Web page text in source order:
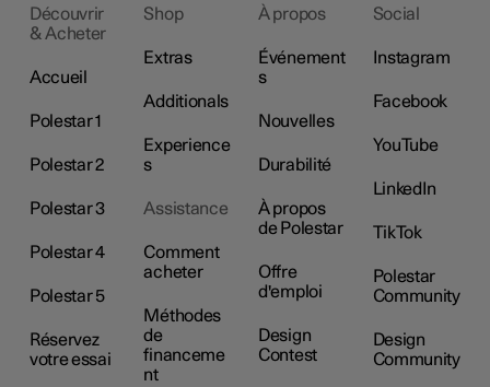
Découvrir
& Acheter
Accueil
Polestar 1
Polestar 2
Polestar 3
Polestar 4
Polestar 5
Réservez
votre essai
Shop
Extras
Additionals
Experience
s
Assistance
Comment
acheter
Méthodes
de
financeme
nt
À propos
Événement
s
Nouvelles
Durabilité
À propos
de Polestar
Offre
d'emploi
Design
Contest
Social
Instagram
Facebook
YouTube
LinkedIn
TikTok
Polestar
Community
Design
Community